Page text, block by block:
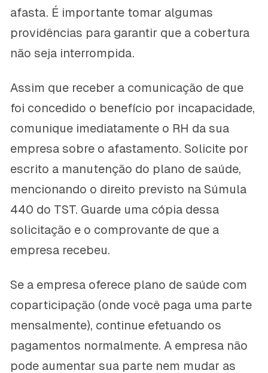
afasta. É importante tomar algumas
providências para garantir que a cobertura
não seja interrompida.
Assim que receber a comunicação de que
foi concedido o benefício por incapacidade,
comunique imediatamente o RH da sua
empresa sobre o afastamento. Solicite por
escrito a manutenção do plano de saúde,
mencionando o direito previsto na Súmula
440 do TST. Guarde uma cópia dessa
solicitação e o comprovante de que a
empresa recebeu.
Se a empresa oferece plano de saúde com
coparticipação (onde você paga uma parte
mensalmente), continue efetuando os
pagamentos normalmente. A empresa não
pode aumentar sua parte nem mudar as